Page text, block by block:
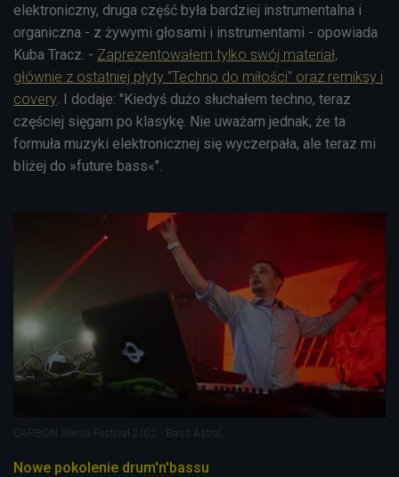
elektroniczny, druga część była bardziej instrumentalna i
organiczna - z żywymi głosami i instrumentami - opowiada
Kuba Tracz. - Zaprezentowałem tylko swój materiał,
głównie z ostatniej płyty "Techno do miłości" oraz remiksy i
covery . I dodaje: "Kiedyś dużo słuchałem techno, teraz
częściej sięgam po klasykę. Nie uważam jednak, że ta
formuła muzyki elektronicznej się wyczerpała, ale teraz mi
bliżej do »future bass«".
CARBON Silesia Festival 2022 - Bass Astral.
Nowe pokolenie drum'n'bassu